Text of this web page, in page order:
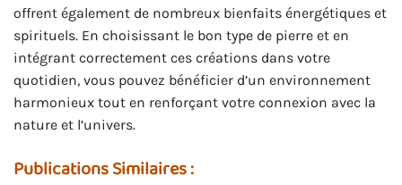
offrent également de nombreux bienfaits énergétiques et
spirituels. En choisissant le bon type de pierre et en
intégrant correctement ces créations dans votre
quotidien, vous pouvez bénéficier d’un environnement
harmonieux tout en renforçant votre connexion avec la
nature et l’univers.
Publications Similaires :